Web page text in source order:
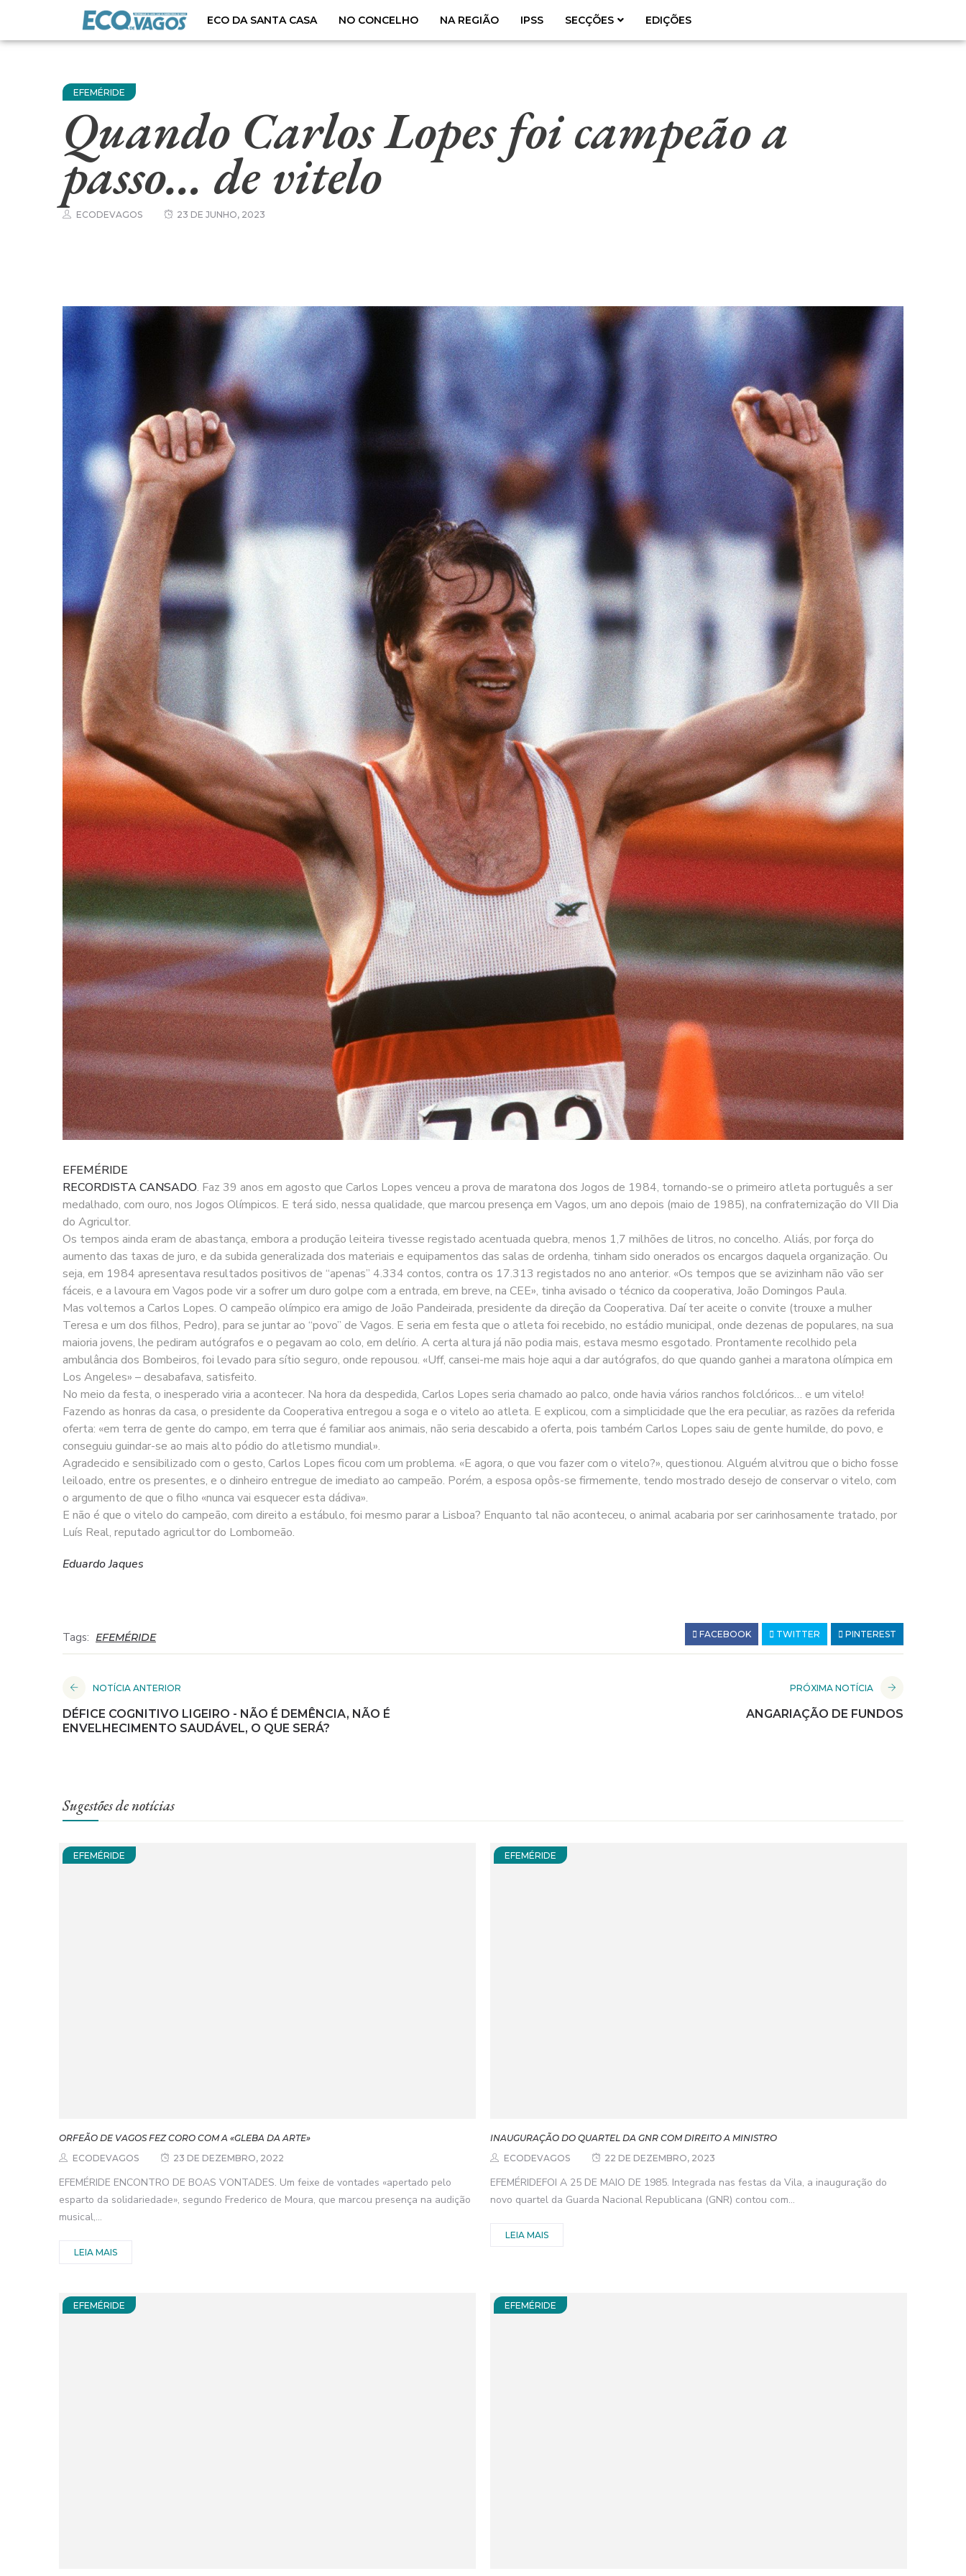
ECO DA SANTA CASA NO CONCELHO NA REGIÃO IPSS SECÇÕES EDIÇÕES
EFEMÉRIDE
Quando Carlos Lopes foi campeão a
passo… de vitelo
ECODEVAGOS 23 DE JUNHO, 2023
EFEMÉRIDE
RECORDISTA CANSADO. Faz 39 anos em agosto que Carlos Lopes venceu a prova de maratona dos Jogos de 1984, tornando-se o primeiro atleta português a ser
medalhado, com ouro, nos Jogos Olímpicos. E terá sido, nessa qualidade, que marcou presença em Vagos, um ano depois (maio de 1985), na confraternização do VII Dia
do Agricultor.
Os tempos ainda eram de abastança, embora a produção leiteira tivesse registado acentuada quebra, menos 1,7 milhões de litros, no concelho. Aliás, por força do
aumento das taxas de juro, e da subida generalizada dos materiais e equipamentos das salas de ordenha, tinham sido onerados os encargos daquela organização. Ou
seja, em 1984 apresentava resultados positivos de “apenas” 4.334 contos, contra os 17.313 registados no ano anterior. «Os tempos que se avizinham não vão ser
fáceis, e a lavoura em Vagos pode vir a sofrer um duro golpe com a entrada, em breve, na CEE», tinha avisado o técnico da cooperativa, João Domingos Paula.
Mas voltemos a Carlos Lopes. O campeão olímpico era amigo de João Pandeirada, presidente da direção da Cooperativa. Daí ter aceite o convite (trouxe a mulher
Teresa e um dos filhos, Pedro), para se juntar ao “povo” de Vagos. E seria em festa que o atleta foi recebido, no estádio municipal, onde dezenas de populares, na sua
maioria jovens, lhe pediram autógrafos e o pegavam ao colo, em delírio. A certa altura já não podia mais, estava mesmo esgotado. Prontamente recolhido pela
ambulância dos Bombeiros, foi levado para sítio seguro, onde repousou. «Uff, cansei-me mais hoje aqui a dar autógrafos, do que quando ganhei a maratona olímpica em
Los Angeles» – desabafava, satisfeito.
No meio da festa, o inesperado viria a acontecer. Na hora da despedida, Carlos Lopes seria chamado ao palco, onde havia vários ranchos folclóricos… e um vitelo!
Fazendo as honras da casa, o presidente da Cooperativa entregou a soga e o vitelo ao atleta. E explicou, com a simplicidade que lhe era peculiar, as razões da referida
oferta: «em terra de gente do campo, em terra que é familiar aos animais, não seria descabido a oferta, pois também Carlos Lopes saiu de gente humilde, do povo, e
conseguiu guindar-se ao mais alto pódio do atletismo mundial».
Agradecido e sensibilizado com o gesto, Carlos Lopes ficou com um problema. «E agora, o que vou fazer com o vitelo?», questionou. Alguém alvitrou que o bicho fosse
leiloado, entre os presentes, e o dinheiro entregue de imediato ao campeão. Porém, a esposa opôs-se firmemente, tendo mostrado desejo de conservar o vitelo, com
o argumento de que o filho «nunca vai esquecer esta dádiva».
E não é que o vitelo do campeão, com direito a estábulo, foi mesmo parar a Lisboa? Enquanto tal não aconteceu, o animal acabaria por ser carinhosamente tratado, por
Luís Real, reputado agricultor do Lombomeão.
Eduardo Jaques
Tags: EFEMÉRIDE FACEBOOK TWITTER PINTEREST
NOTÍCIA ANTERIOR
DÉFICE COGNITIVO LIGEIRO - NÃO É DEMÊNCIA, NÃO É
ENVELHECIMENTO SAUDÁVEL, O QUE SERÁ?
PRÓXIMA NOTÍCIA
ANGARIAÇÃO DE FUNDOS
Sugestões de notícias
EFEMÉRIDE
ORFEÃO DE VAGOS FEZ CORO COM A «GLEBA DA ARTE»
ECODEVAGOS
23 DE DEZEMBRO, 2022
EFEMÉRIDE ENCONTRO DE BOAS VONTADES. Um feixe de vontades «apertado pelo
esparto da solidariedade», segundo Frederico de Moura, que marcou presença na audição
musical,...
LEIA MAIS
EFEMÉRIDE
INAUGURAÇÃO DO QUARTEL DA GNR COM DIREITO A MINISTRO
ECODEVAGOS
22 DE DEZEMBRO, 2023
EFEMÉRIDEFOI A 25 DE MAIO DE 1985. Integrada nas festas da Vila, a inauguração do
novo quartel da Guarda Nacional Republicana (GNR) contou com...
LEIA MAIS
EFEMÉRIDE EFEMÉRIDE